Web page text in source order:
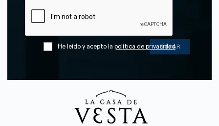
He leído y acepto la política de privacidad